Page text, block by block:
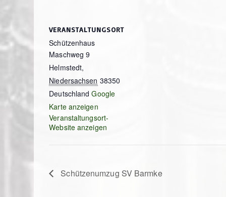
VERANSTALTUNGSORT
Schützenhaus
Maschweg 9
Helmstedt,
Niedersachsen 38350
Deutschland Google
Karte anzeigen
Veranstaltungsort-
Website anzeigen
Schützenumzug SV Barmke